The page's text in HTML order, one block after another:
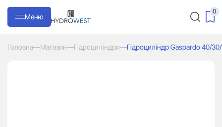
Меню
0
Головна—Магазин—Гідроциліндри—Гідроциліндр Gaspardo 40/